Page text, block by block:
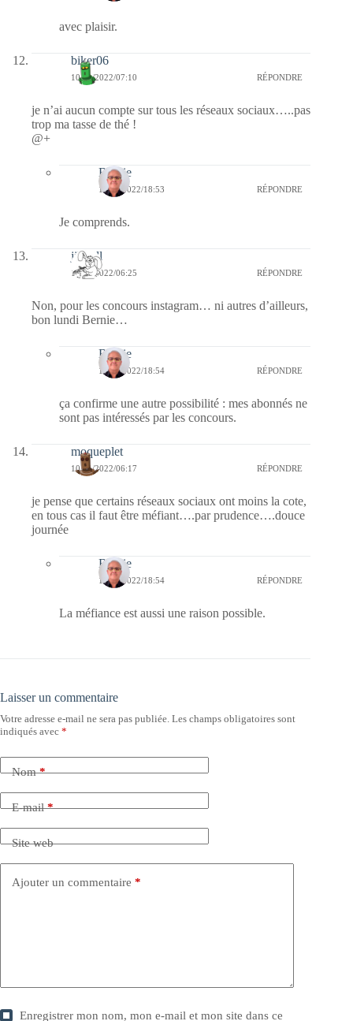
avec plaisir.
biker06
10/01/2022/07:10 RÉPONDRE
je n’ai aucun compte sur tous les réseaux sociaux…..pas
trop ma tasse de thé !
@+
Bernie
10/01/2022/18:53 RÉPONDRE
Je comprends.
jill bill
10/01/2022/06:25 RÉPONDRE
Non, pour les concours instagram… ni autres d’ailleurs,
bon lundi Bernie…
Bernie
10/01/2022/18:54 RÉPONDRE
ça confirme une autre possibilité : mes abonnés ne
sont pas intéressés par les concours.
moqueplet
10/01/2022/06:17 RÉPONDRE
je pense que certains réseaux sociaux ont moins la cote,
en tous cas il faut être méfiant….par prudence….douce
journée
Bernie
10/01/2022/18:54 RÉPONDRE
La méfiance est aussi une raison possible.
Laisser un commentaire
Votre adresse e-mail ne sera pas publiée. Les champs obligatoires sont
indiqués avec *
Nom*
E-mail*
Site web
Ajouter un commentaire *
Enregistrer mon nom, mon e-mail et mon site dans ce